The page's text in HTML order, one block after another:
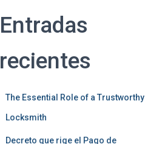
Entradas
recientes
The Essential Role of a Trustworthy
Locksmith
Decreto que rige el Pago de